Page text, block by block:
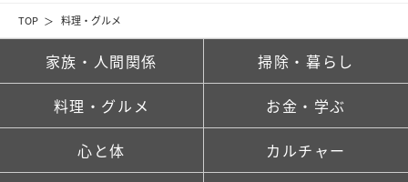
TOP 料理・グルメ
家族・人間関係 掃除・暮らし
料理・グルメ お金・学ぶ
心と体 カルチャー